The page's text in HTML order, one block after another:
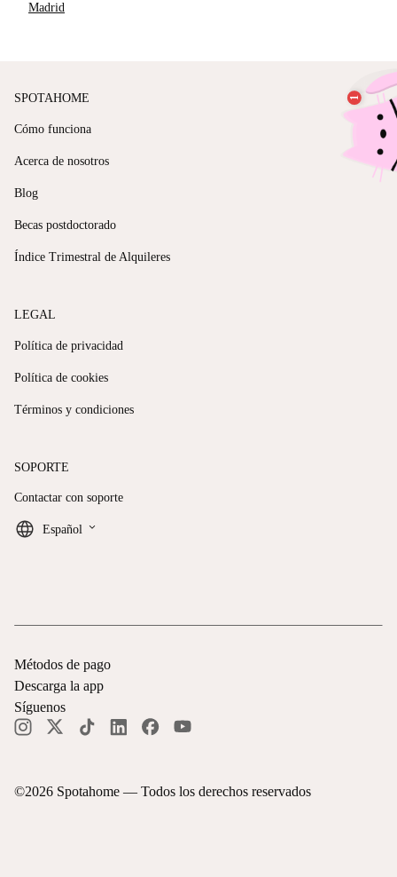
Madrid
SPOTAHOME
Cómo funciona
Acerca de nosotros
Blog
Becas postdoctorado
Índice Trimestral de Alquileres
LEGAL
Política de privacidad
Política de cookies
Términos y condiciones
SOPORTE
Contactar con soporte
Español keyboard_arrow_down
©2026 Spotahome — Todos los derechos reservados
Métodos de pago
Descarga la app
Síguenos